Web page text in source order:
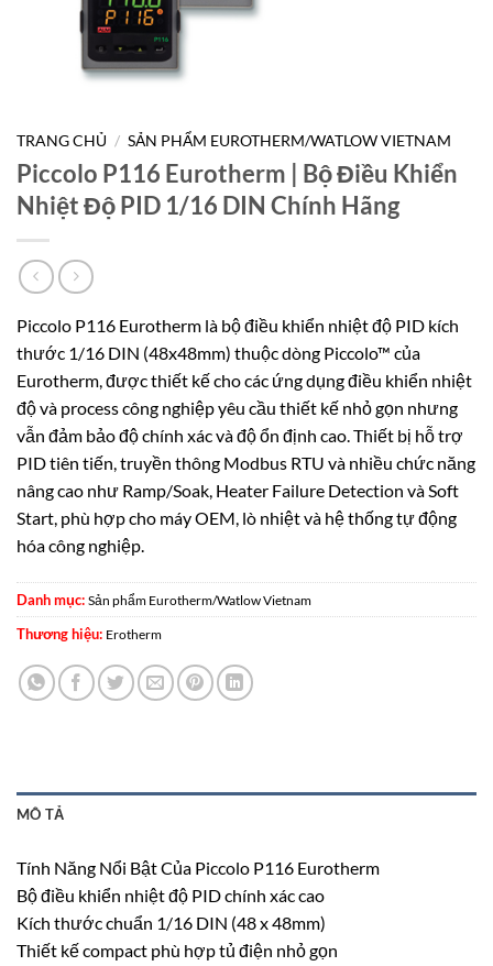
TRANG CHỦ / SẢN PHẨM EUROTHERM/WATLOW VIETNAM
Piccolo P116 Eurotherm | Bộ Điều Khiển
Nhiệt Độ PID 1/16 DIN Chính Hãng
Piccolo P116 Eurotherm là bộ điều khiển nhiệt độ PID kích
thước 1/16 DIN (48x48mm) thuộc dòng Piccolo™ của
Eurotherm, được thiết kế cho các ứng dụng điều khiển nhiệt
độ và process công nghiệp yêu cầu thiết kế nhỏ gọn nhưng
vẫn đảm bảo độ chính xác và độ ổn định cao. Thiết bị hỗ trợ
PID tiên tiến, truyền thông Modbus RTU và nhiều chức năng
nâng cao như Ramp/Soak, Heater Failure Detection và Soft
Start, phù hợp cho máy OEM, lò nhiệt và hệ thống tự động
hóa công nghiệp.
Danh mục: Sản phẩm Eurotherm/Watlow Vietnam
Thương hiệu: Erotherm
MÔ TẢ
Tính Năng Nổi Bật Của Piccolo P116 Eurotherm
Bộ điều khiển nhiệt độ PID chính xác cao
Kích thước chuẩn 1/16 DIN (48 x 48mm)
Thiết kế compact phù hợp tủ điện nhỏ gọn